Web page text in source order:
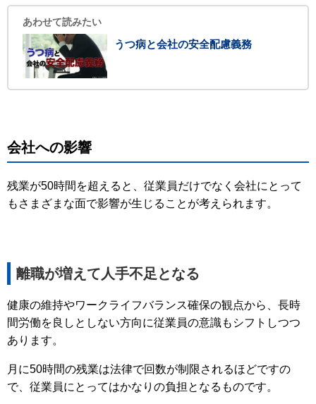
あわせて読みたい
うつ病と会社の安全配慮義務
会社への影響
残業が50時間を超えると、従業員だけでなく会社にとって
もさまざまな面で影響が生じることが考えられます。
離職が増えて人手不足となる
健康の維持やワークライフバランス確保の観点から、長時
間労働を良しとしない方向に従業員の意識もシフトしつつ
あります。
月に50時間の残業は法律で回数が制限されるほどですの
で、従業員にとってはかなりの負担となるものです。